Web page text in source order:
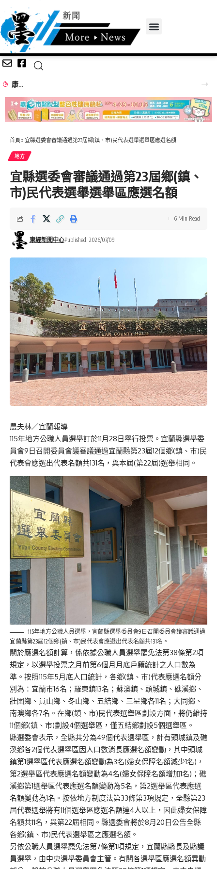
六神草藥別名多 療傷止痛好幫手
首頁 » 宜縣選委會審議通過第23屆鄉(鎮、市)民代表選舉選舉區應選名額
地方
宜縣選委會審議通過第23屆鄉(鎮、
市)民代表選舉選舉區應選名額
東經新聞中心Published: 2026/07/09
6 Min Read
農夫林／宜蘭報導
115年地方公職人員選舉訂於11月28日舉行投票。宜蘭縣選舉委
員會9日召開委員會議審議通過宜蘭縣第23屆12個鄉(鎮、市)民
代表會應選出代表名額共131名，與本屆(第22屆)選舉相同。
115年地方公職人員選舉，宜蘭縣選舉委員會9日召開委員會議審議通過
宜蘭縣第23屆12個鄉(鎮、市)民代表會應選出代表名額共131名。
關於應選名額計算，係依據公職人員選舉罷免法第38條第2項
規定，以選舉投票之月前第6個月月底戶籍統計之人口數為
準。按照115年5月底人口統計，各鄉(鎮、市)代表應選名額分
別為：宜蘭市16名；羅東鎮13名；蘇澳鎮、頭城鎮、礁溪鄉、
壯圍鄉、員山鄉、冬山鄉、五結鄉、三星鄉各11名；大同鄉、
南澳鄉各7名。在鄉(鎮、市)民代表選舉區劃設方面，將仍維持
11個鄉(鎮、市)劃設4個選舉區，僅五結鄉劃設5個選舉區。
縣選委會表示，全縣共分為49個代表選舉區，計有頭城鎮及礁
溪鄉各2個代表選舉區因人口數消長應選名額變動，其中頭城
鎮第1選舉區代表應選名額變動為3名(婦女保障名額減少1名)，
第2選舉區代表應選名額變動為4名(婦女保障名額增加1名)；礁
溪鄉第1選舉區代表應選名額變動為5名，第2選舉區代表應選
名額變動為1名。按依地方制度法第33條第3項規定，全縣第23
屆代表選舉將有11個選舉區應選名額達4人以上，因此婦女保障
名額共11名，與第22屆相同。縣選委會將於8月20日公告全縣
各鄉(鎮、市)民代表選舉區之應選名額。
另依公職人員選舉罷免法第7條第1項規定，宜蘭縣縣長及縣議
員選舉，由中央選舉委員會主管。有關各選舉區應選名額異動